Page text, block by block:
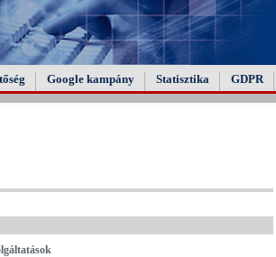
Google kampány Statisztika GDPR